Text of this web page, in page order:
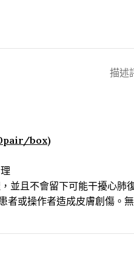
描述
box)
並且不會留下可能干擾心肺
者或操作者造成皮膚創傷。